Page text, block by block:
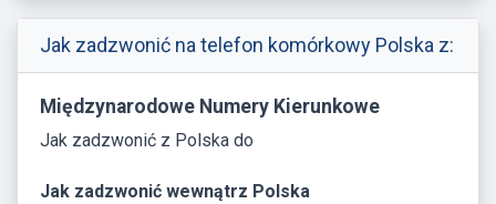
Jak zadzwonić na telefon komórkowy Polska z:
Międzynarodowe Numery Kierunkowe
Jak zadzwonić z Polska do
Jak zadzwonić wewnątrz Polska